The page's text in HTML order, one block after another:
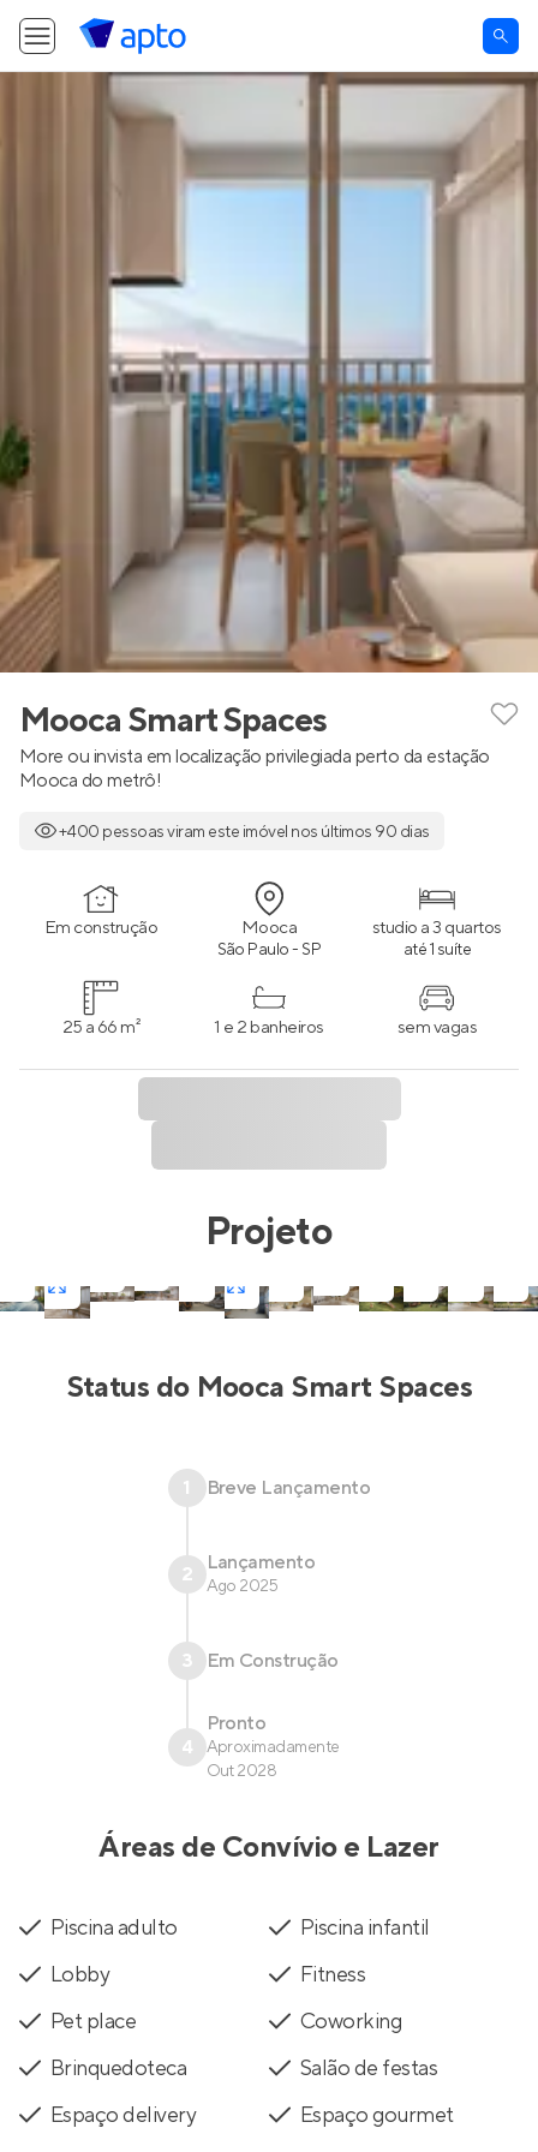
Mooca Smart Spaces
More ou invista em localização privilegiada perto da estação
Mooca do metrô!
+400 pessoas viram este imóvel nos últimos 90 dias
Em construção Mooca
São Paulo - SP
studio a 3 quartos
até 1 suíte
25 a 66 m² 1 e 2 banheiros sem vagas
Projeto
Status do Mooca Smart Spaces
1 Breve Lançamento
2 Lançamento
Ago 2025
3 Em Construção
4
Pronto
Aproximadamente
Out 2028
Áreas de Convívio e Lazer
Piscina adulto
Piscina infantil
Lobby
Fitness
Pet place
Coworking
Brinquedoteca
Salão de festas
Espaço delivery
Espaço gourmet